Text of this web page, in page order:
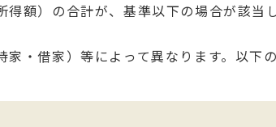
額）の合計が、基準以下の場合が該当
・借家）等によって異なります。以下